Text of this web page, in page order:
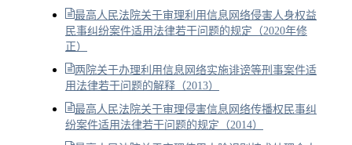
最高人民法院关于审理利用信息网络侵害人身权益
民事纠纷案件适用法律若干问题的规定（2020年修
正）
两院关于办理利用信息网络实施诽谤等刑事案件适
用法律若干问题的解释（2013）
最高人民法院关于审理侵害信息网络传播权民事纠
纷案件适用法律若干问题的规定（2014）